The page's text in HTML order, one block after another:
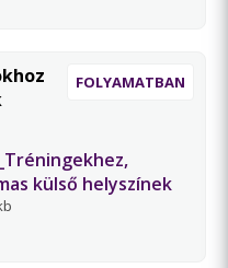
FOLYAMATBAN
külső helyszínek